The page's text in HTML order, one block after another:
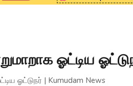
ஓட்டிய
ஓட்டுநர் | Kumudam News